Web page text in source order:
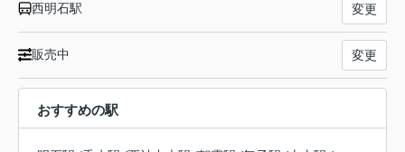
西明石駅 変更
販売中 変更
おすすめの駅